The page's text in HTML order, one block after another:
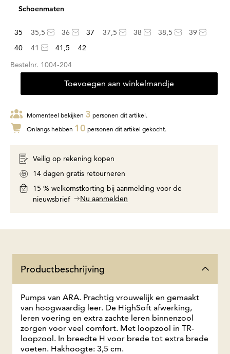
Schoenmaten
35 35,5 36 37 37,5 38 38,5
39
40
41 41,5
42
Bestelnr. 1004-204
Toevoegen aan winkelmandje
Momenteel bekijken 3 personen dit artikel.
Onlangs hebben 10 personen dit artikel gekocht.
Veilig op rekening kopen
14 dagen gratis retourneren
15 % welkomstkorting bij aanmelding voor de
nieuwsbrief
Nu aanmelden
Productbeschrijving
Pumps van ARA. Prachtig vrouwelijk en gemaakt
van hoogwaardig leer. De HighSoft afwerking,
leren voering en extra zachte leren binnenzool
zorgen voor veel comfort. Met loopzool in TR-
loopzool. In breedte H voor brede tot extra brede
voeten. Hakhoogte: 3,5 cm.